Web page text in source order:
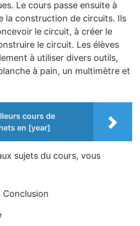
Le cours passe ensuite à
la construction de circuits. Ils
le circuit, à créer le
le circuit. Les élèves
à utiliser divers outils,
à pain, un multimètre et
cours de
en [year]
sujets du cours, vous
Conclusion